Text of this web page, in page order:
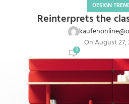
DESIGN
Reinterprets the
On August 27,
0